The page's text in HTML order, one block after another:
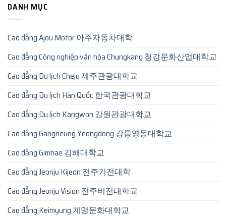
DANH MỤC
Cao đẳng Ajou Motor 아주자동차대학
Cao đẳng Công nghiệp văn hóa Chungkang 청강문화산업대학교
Cao đẳng Du lịch Cheju 제주관광대학교
Cao đẳng Du lịch Hàn Quốc 한국관광대학교
Cao đẳng Du lịch Kangwon 강원관광대학교
Cao đẳng Gangneung Yeongdong 강릉영동대학교
Cao đẳng Gimhae 김해대학교
Cao đẳng Jeonju Kijeon 전주기전대학
Cao đẳng Jeonju Vision 전주비전대학교
Cao đẳng Keimyung 계명문화대학교